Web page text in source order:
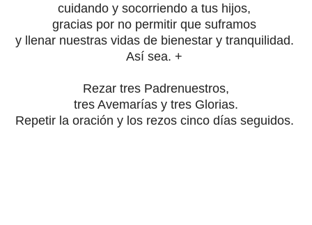
cuidando y socorriendo a tus hijos,
gracias por no permitir que suframos
y llenar nuestras vidas de bienestar y tranquilidad.
Así sea. +
Rezar tres Padrenuestros,
tres Avemarías y tres Glorias.
Repetir la oración y los rezos cinco días seguidos.